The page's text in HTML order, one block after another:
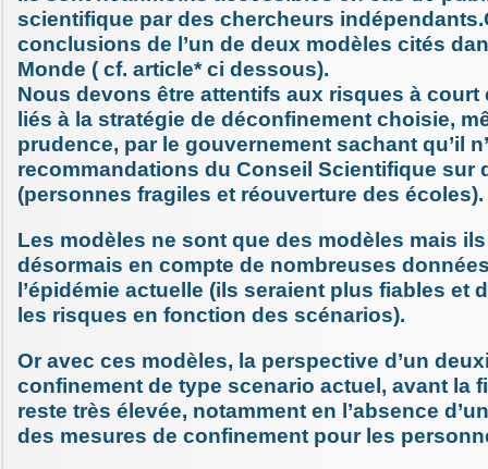
scientifique par des chercheurs
conclusions de l’un de deux modèles cités
Monde ( cf. article* ci dessous).
Nous devons être attentifs aux risques à court
liés à la stratégie de déconfinement choisie,
prudence, par le gouvernement sachant qu’il
recommandations du Conseil Scientifique sur
(personnes fragiles et réouverture des écoles).
Les modèles ne sont que des modèles mais
désormais en compte de nombreuses
l’épidémie actuelle (ils seraient plus fiables et
les risques en fonction des scénarios).
Or avec ces modèles, la perspective d’un
confinement de type scenario actuel, avant la
reste très élevée, notamment en l’absence
des mesures de confinement pour les